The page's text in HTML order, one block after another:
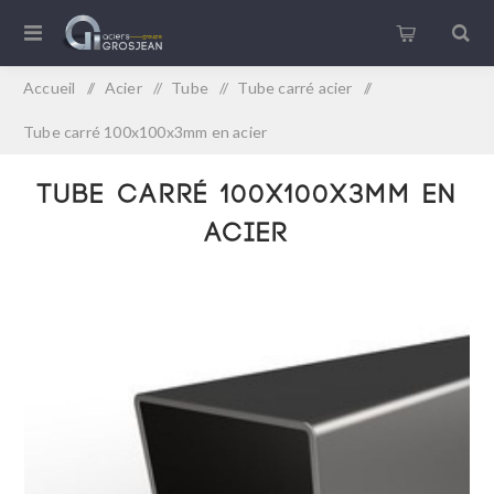
Accueil / Acier / Tube / Tube carré acier /
Tube carré 100x100x3mm en acier
Tube carré 100x100x3mm en
acier